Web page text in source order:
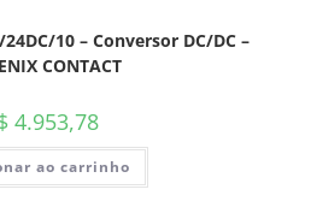
10 – Conversor DC/DC –
CONTACT
4.953,78
ao carrinho